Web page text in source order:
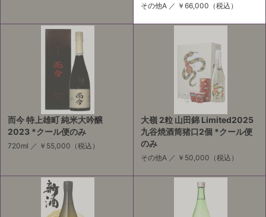
その他A ／ ￥66,000 （税込）
而今 特上雄町 純米大吟醸
2023 *クール便のみ
720ml ／ ￥55,000 （税込）
大嶺 2粒 山田錦 Limited2025
九谷焼酒筒猪口2個 *クール便
のみ
その他A ／ ￥50,000 （税込）